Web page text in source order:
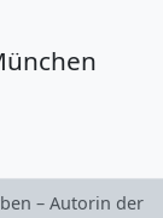
– Autorin der